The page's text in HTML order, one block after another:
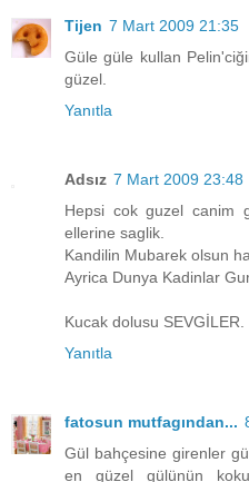
Tijen 7 Mart 2009 21:35
Güle güle kullan
güzel.
Yanıtla
Adsız 7 Mart 2009 23:48
Hepsi cok guzel canim
ellerine saglik.
Kandilin Mubarek olsun
Ayrica Dunya Kadinlar
Kucak dolusu SEVGİLER.
Yanıtla
fatosun mutfagından...
Gül bahçesine girenler
en güzel gülünün